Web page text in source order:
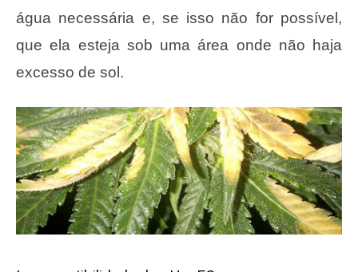
água necessária e, se isso não for possível,
que ela esteja sob uma área onde não haja
excesso de sol.